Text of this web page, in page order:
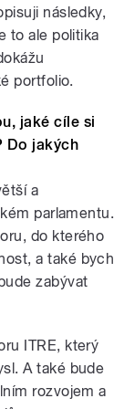
následky,
to ale politika
portfolio.
jaké cíle si
Do jakých
a
parlamentu.
do kterého
a také bych
zabývat
ITRE, který
A také bude
rozvojem a